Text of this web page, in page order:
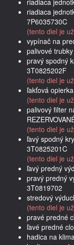
riadiaca
7P6035730C
(tento diel je
vypínač na
palivové
pravý spodný
3T0825202F
(tento diel je
ľakťová
(tento diel je
palivový filter
(tento diel je
ľavý spodný
3T0825201C
(tento diel je
ľavý predný
pravý predný
3T0819702
stredový
(tento diel je
pravé predné
ľavé predné
hadica na